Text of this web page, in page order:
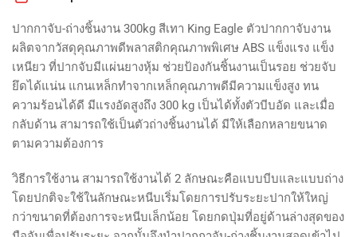
KING
EAGLE
KING
EAGLE
ปากกาจับ-ถ่างชิ้นงาน 300kg สีเทา King Eagle ตัวปากกาจับงาน
ผลิตจากวัสดุคุณภาพดีพลาสติกคุณภาพพิเศษ ABS แข็งแรง แข็ง
เหนียว ที่ปากจับมีแผ่นยางหุ้ม ช่วยป้องกันชิ้นงานเป็นรอย ช่วยจับ
ยึดได้แน่น แกนเหล็กทำจากเหล็กคุณภาพดีมีความแข็งสูง ทน
ความร้อนได้ดี มีแรงอัดสูงถึง 300 kg เป็นได้ทั้งตัวบีบอัด และเมื่อ
กลับด้าน สามารถใช้เป็นตัวถ่างชิ้นงานได้ มีให้เลือกหลายขนาด
ตามความต้องการ
วิธีการใช้งาน สามารถใช้งานได้ 2 ลักษณะคือแบบบีบและแบบถ่าง
โดยปกติจะใช้ในลักษณะหนีบเริ่มโดยการปรับระยะปากให้ใหญ่
กว่าขนาดที่ต้องการจะหนีบเล็กน้อย โดยกดปุ่มที่อยู่ด้านล่างสุดของ